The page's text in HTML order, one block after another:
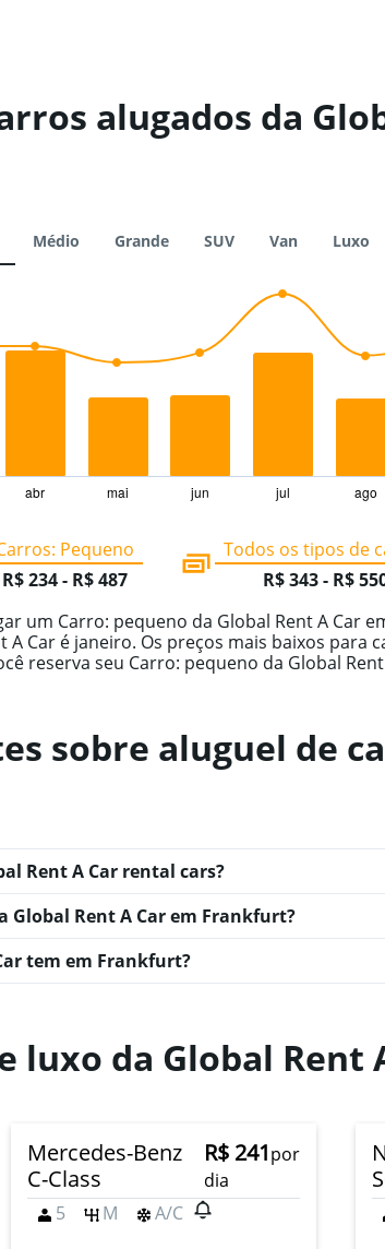
alugados da
Médio Grande SUV Van Luxo
abr mai jun jul ago
Pequeno
R$ 234 - R$ 487
Todos os tipos de
R$ 343 - R$
um Carro: pequeno da Global Rent A Car
Car é janeiro. Os preços mais baixos para
reserva seu Carro: pequeno da Global
sobre aluguel de
Rent A Car rental cars?
Global Rent A Car em Frankfurt?
tem em Frankfurt?
luxo da Global Rent
Mercedes-Benz
C-Class
R$ 241por
dia
5
M A/C